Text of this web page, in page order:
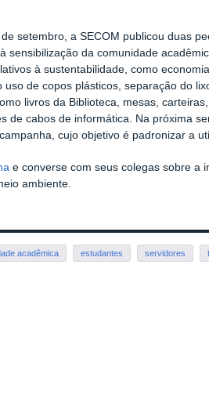
setembro, a SECOM publicou duas
sensibilização da comunidade
à sustentabilidade, como
uso de copos plásticos, separação do
livros da Biblioteca, mesas,
de cabos de informática. Na próxima
cujo objetivo é padronizar a
e converse com seus colegas sobre a
ambiente.
acadêmica estudantes servidores